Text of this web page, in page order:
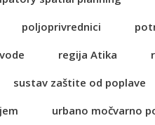
poljoprivrednici
regija Atika
sustav zaštite od poplave
urbano močvarno